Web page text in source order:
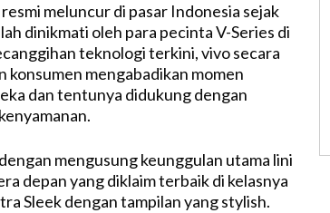
M
u
meluncur di pasar Indonesia sejak
dinikmati oleh para pecinta V-Series di
teknologi terkini, vivo secara
konsumen mengabadikan momen
dan tentunya didukung dengan
mengusung keunggulan utama lini
depan yang diklaim terbaik di kelasnya
Sleek dengan tampilan yang stylish.